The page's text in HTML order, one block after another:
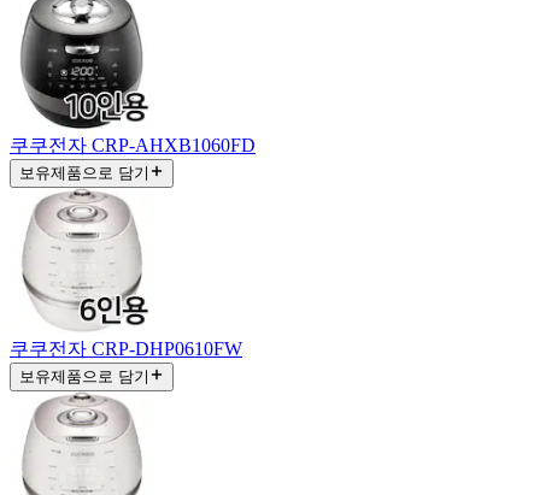
쿠쿠전자 CRP-AHXB1060FD
보유제품으로 담기
쿠쿠전자 CRP-DHP0610FW
보유제품으로 담기